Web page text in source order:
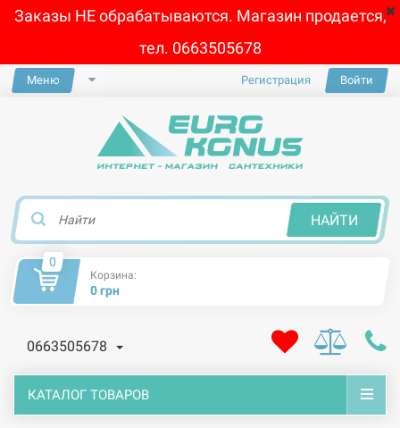
Заказы НЕ обрабатываются. Магазин продается,
тел. 0663505678
Меню Регистрация Войти
НАЙТИ
0
Корзина:
0 грн
0663505678
КАТАЛОГ ТОВАРОВ